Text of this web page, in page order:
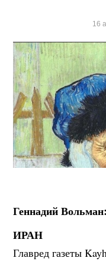
16
Геннадий Вольман:
ИРАН
Главред газеты